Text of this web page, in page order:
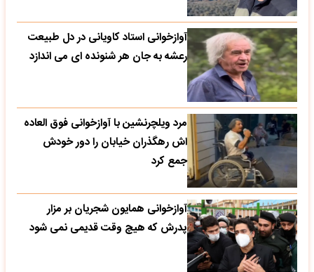
آوازخوانی استاد کاویانی در دل طبیعت
رعشه به جان هر شنونده ای می اندازد
مرد ویلچرنشین با آوازخوانی فوق العاده
اش رهگذران خیابان را دور خودش
جمع کرد
آوازخوانی همایون شجریان بر مزار
پدرش که هیچ وقت قدیمی نمی شود